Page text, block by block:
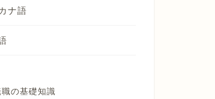
ナ語
職の基礎知識